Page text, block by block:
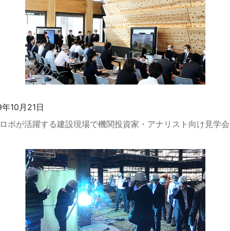
10月21日
ボが活躍する建設現場で機関投資家・アナリスト向け見学